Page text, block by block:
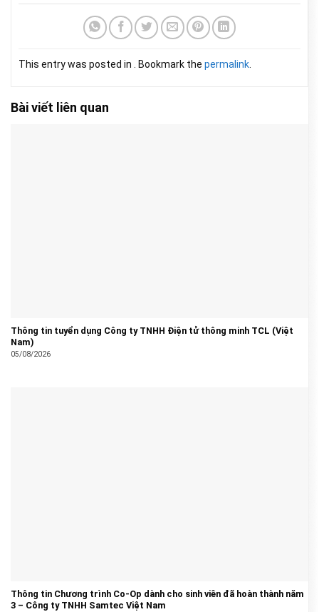
This entry was posted in . Bookmark the permalink
Bài viết liên quan
Thông tin tuyển dụng Công ty TNHH Điện tử thông minh TCL (Việt
Nam)
05/08/2026
Thông tin Chương trình Co-Op dành cho sinh viên đã hoàn thành năm
3 – Công ty TNHH Samtec Việt Nam